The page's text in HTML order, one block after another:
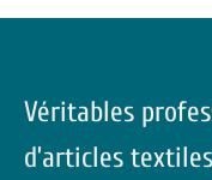
Véritables
d’articles